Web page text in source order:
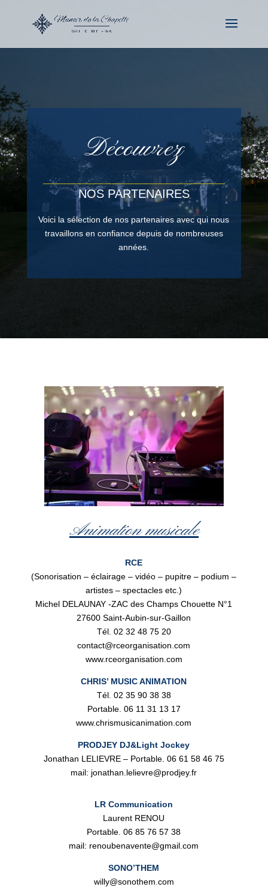
Découvrez
NOS PARTENAIRES
Voici la sélection de nos partenaires avec qui nous
travaillons en confiance depuis de nombreuses
années.
Animation musicale
RCE
(Sonorisation – éclairage – vidéo – pupitre – podium –
artistes – spectacles etc.)
Michel DELAUNAY -ZAC des Champs Chouette N°1
27600 Saint-Aubin-sur-Gaillon
Tél. 02 32 48 75 20
contact@rceorganisation.com
www.rceorganisation.com
CHRIS’ MUSIC ANIMATION
Tél. 02 35 90 38 38
Portable. 06 11 31 13 17
www.chrismusicanimation.com
PRODJEY DJ&Light Jockey
Jonathan LELIEVRE – Portable. 06 61 58 46 75
mail: jonathan.lelievre@prodjey.fr
LR Communication
Laurent RENOU
Portable. 06 85 76 57 38
mail: renoubenavente@gmail.com
SONO’THEM
willy@sonothem.com